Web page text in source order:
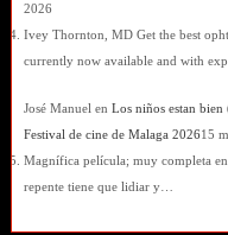
2026
Ivey Thornton, MD Get the best
currently now available and with
José Manuel en Los niños estan
Festival de cine de Malaga 202615
Magnífica película; muy completa
repente tiene que lidiar y…